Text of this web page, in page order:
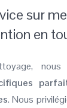
sur
en
nous
. Nous